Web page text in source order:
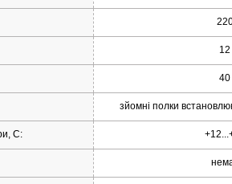
12
40
зйомні полки
С: